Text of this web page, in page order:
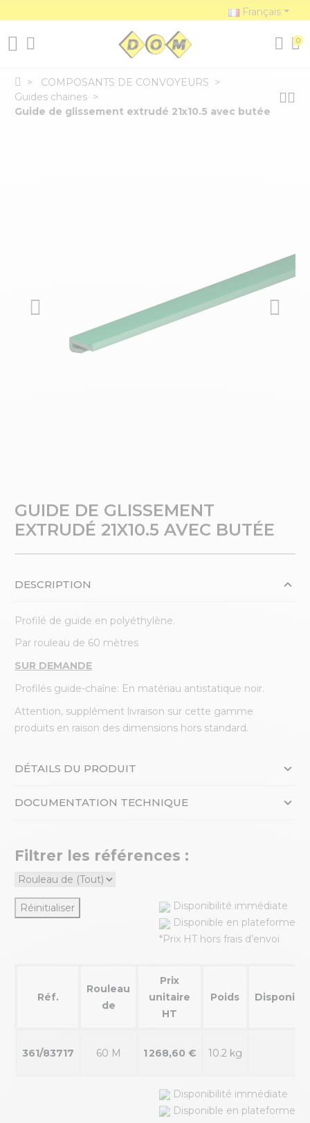
Français
0
COMPOSANTS DE CONVOYEURS
Guides chaines
Guide de glissement extrudé 21x10.5 avec butée
GUIDE DE GLISSEMENT
EXTRUDÉ 21X10.5 AVEC BUTÉE
DESCRIPTION
Profilé de guide en polyéthylène.
Par rouleau de 60 mètres
SUR DEMANDE
Profilés guide-chaîne: En matériau antistatique noir.
Attention, supplément livraison sur cette gamme
produits en raison des dimensions hors standard.
DÉTAILS DU PRODUIT
DOCUMENTATION TECHNIQUE
Filtrer les références :
Réinitialiser
Disponibilité immédiate
Disponible en plateforme
*Prix HT hors frais d’envoi
Réf.
Rouleau
de
Prix
unitaire
HT
Poids
361/83717 60 M 1 268,60 € 10.2 kg
Disponibilité immédiate
Disponible en plateforme